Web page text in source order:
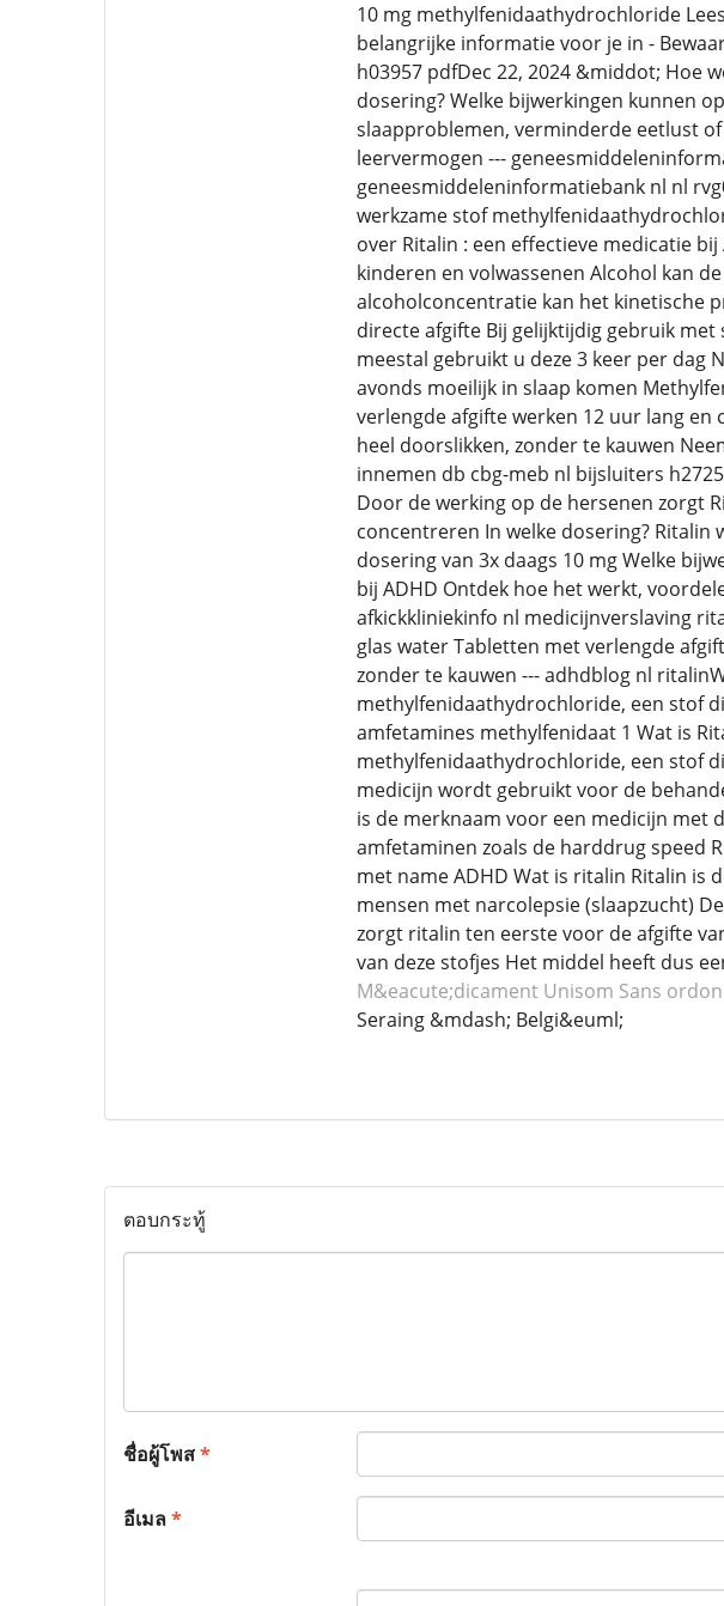
10 mg methylfenidaathydrochloride
belangrijke informatie voor je in -
h03957 pdfDec 22, 2024 &middot; Hoe
dosering? Welke bijwerkingen kunnen
slaapproblemen, verminderde eetlust
leervermogen ---
geneesmiddeleninformatiebank nl nl
werkzame stof
over Ritalin : een effectieve medicatie
kinderen en volwassenen Alcohol kan
alcoholconcentratie kan het kinetische
directe afgifte Bij gelijktijdig gebruik
meestal gebruikt u deze 3 keer per dag
avonds moeilijk in slaap komen
verlengde afgifte werken 12 uur lang
heel doorslikken, zonder te kauwen
innemen db cbg-meb nl bijsluiters
Door de werking op de hersenen zorgt
concentreren In welke dosering?
dosering van 3x daags 10 mg Welke
bij ADHD Ontdek hoe het werkt,
afkickkliniekinfo nl medicijnverslaving
glas water Tabletten met verlengde
zonder te kauwen --- adhdblog nl
methylfenidaathydrochloride, een stof
amfetamines methylfenidaat 1 Wat is
methylfenidaathydrochloride, een stof
medicijn wordt gebruikt voor de
is de merknaam voor een medicijn met
amfetaminen zoals de harddrug speed
met name ADHD Wat is ritalin Ritalin
mensen met narcolepsie (slaapzucht)
zorgt ritalin ten eerste voor de afgifte
van deze stofjes Het middel heeft dus
M&eacute;dicament Unisom Sans
Seraing &mdash; Belgi&euml;
ตอบกระทู้
ชื่อผู้โพส*
อีเมล*